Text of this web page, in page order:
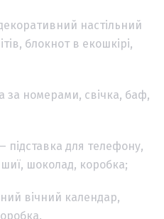
настільний
блокнот в екошкірі,
за номерами, свічка, баф,
підставка для телефону,
шоколад, коробка;
вічний календар,